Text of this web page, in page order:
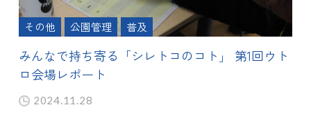
その他 公園管理 普及
みんなで持ち寄る「シレトコのコト」 第1回ウト
ロ会場レポート
2024.11.28